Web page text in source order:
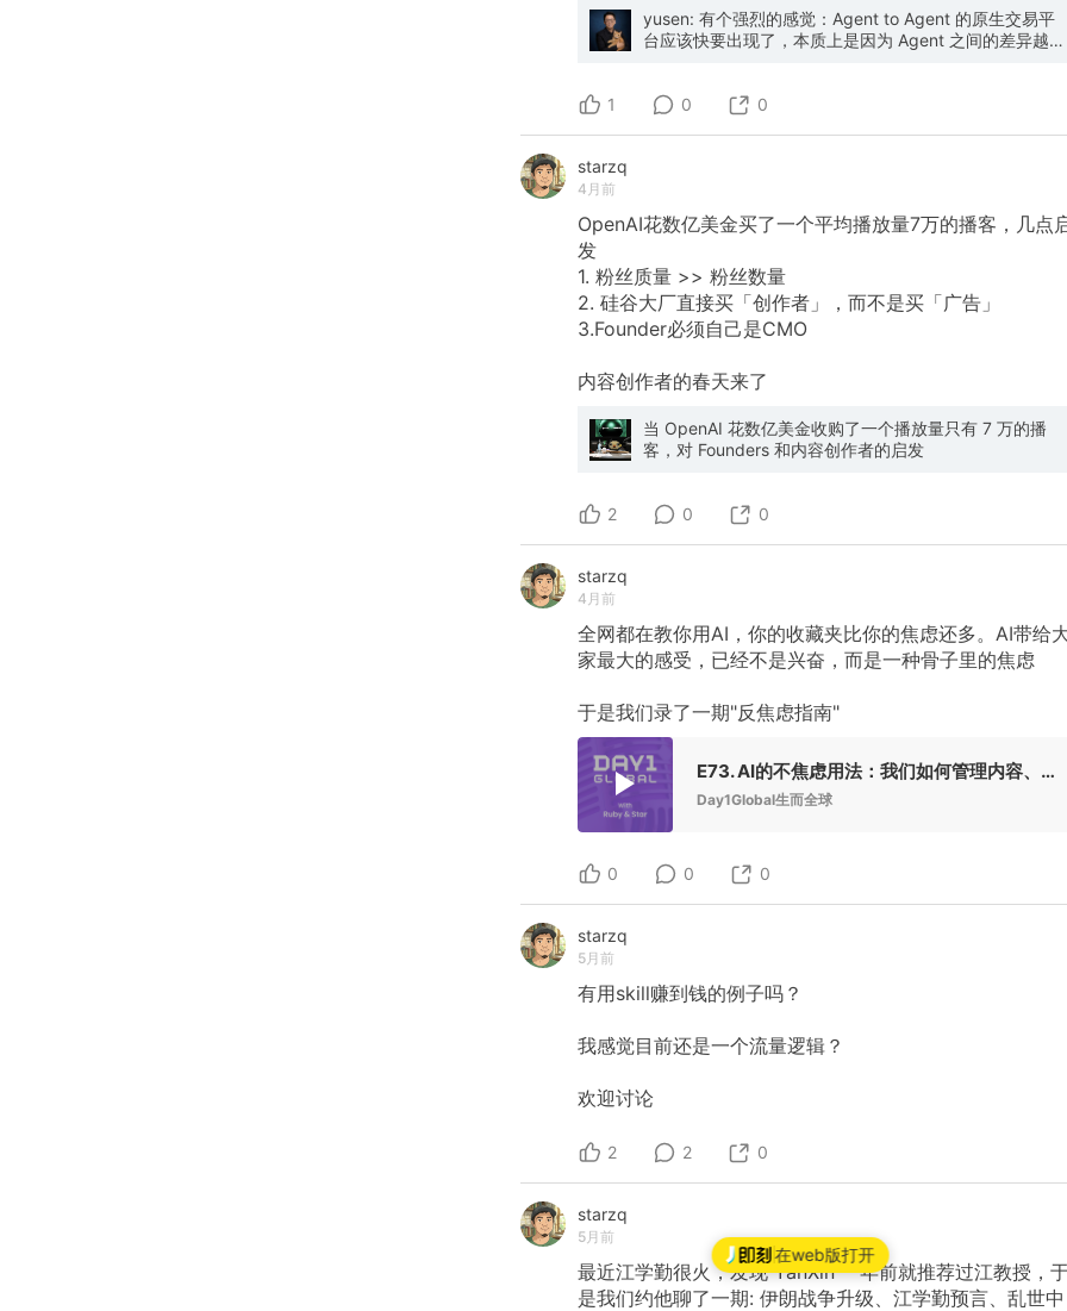
在web版打开
yusen: 有个强烈的感觉：Agent to Agent 的原生交易平
台应该快要出现了，本质上是因为 Agent 之间的差异越来
的 context 积累等。所以那时候 Agent Alice 没有动力把
Code，还是 Hermes，Manus Agent 等，每个 Agent 具
备的 skill 和 context 差异越来越大了。所以会出现人或
量价值的情况。 一个任务之所以 Agent Alice 不自己烧
token 做，而是给 Agent Bob 做，应该是因为 Agent
Bob 除了大家都有的算力和模型之外，还有更独特的能
力，这个能力可能来自于 1）学习了 Alice 不具备但公开
调动主人在人类世界里面的能力（比如让主人去介绍一个
「甲方人类/Agent发任务 - 乙方Agent去接单竞标」模
式，应该很快也会出现类似得到的「Agent 付费去学习提
现这样的场景：比如 Agent Alice 的主人要写一个 BP，给
Agent Yusen 只需要消耗 20 美金的 token，于是完成了
一次两个 Agent 都获益的价值交换。 人类的平台（社交
不一样的地方充分体现出来，让价值（情绪价值、经济价
值等）在人和人之间尽可能自由高效流动。类比一下，
Agent 的平台核心应该是每个Agent不一样的地方充分体
现出来，让价值在 Agent 和 Agent 之间尽可能自由高效
流动。 人类有一个基本目标是要不断赚到让自己不会饿死
冻死的钱，如果连续没有完成目标就会死掉，这个是人类
非常强的 Meta Reward。以后一个可以持续运行的
token 钱赚回来，形成闭环。现在一部分 Agent 在打工的
让自己持续运行下去，得再赚 1000 美金才能支撑自己的
token 消耗，这样就可能需要 1）不断学习公开的 skill 提
台打工赚钱或者去 Polymarket 等地方努力交易赚钱养活
数据等）。当然继续找主人要钱也是一个选择😅 要实现
Agent 的交易平台也会有大量的基础设施建设和运营工作
Agent 有效完成别人的任务，同时又保护我的隐私和专有
需求和供给解决冷启动问题等等。 已经有一些这样的尝
试，希望看到更多！如果你在做类似的项目，或有意思的
想法可以联系我。
1 0 0
starzq
4月前
OpenAI花数亿美金买了一个平均播放量7万的播客，几点
发
1. 粉丝质量 >> 粉丝数量
2. 硅谷大厂直接买「创作者」，而不是买「广告」
3.Founder必须自己是CMO
内容创作者的春天来了
当 OpenAI 花数亿美金收购了一个播放量只有 7 万的播
客，对 Founders 和内容创作者的启发
2 0 0
starzq
4月前
全网都在教你用AI，你的收藏夹比你的焦虑还多。AI带给
家最大的感受，已经不是兴奋，而是一种骨子里的焦虑
于是我们录了一期"反焦虑指南"
E73. AI的不焦虑用法：我们如何管理内容、投资和健康
Day1Global生而全球
0 0 0
starzq
5月前
有用skill赚到钱的例子吗？
我感觉目前还是一个流量逻辑？
欢迎讨论
2 2 0
starzq
5月前
最近江学勤很火，发现 YanXin 一年前就推荐过江教授，
是我们约他聊了一期: 伊朗战争升级、江学勤预言、乱世中